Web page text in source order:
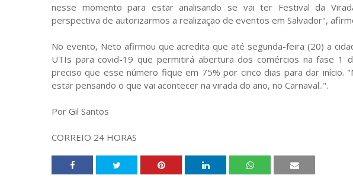
nesse momento para estar analisando se vai ter Festival da
perspectiva de autorizarmos a realização de eventos em Salvador",
No evento, Neto afirmou que acredita que até segunda-feira (20) a
UTIs para covid-19 que permitirá abertura dos comércios na fase 1
preciso que esse número fique em 75% por cinco dias para dar início.
estar pensando o que vai acontecer na virada do ano, no Carnaval..".
Por Gil Santos
CORREIO 24 HORAS